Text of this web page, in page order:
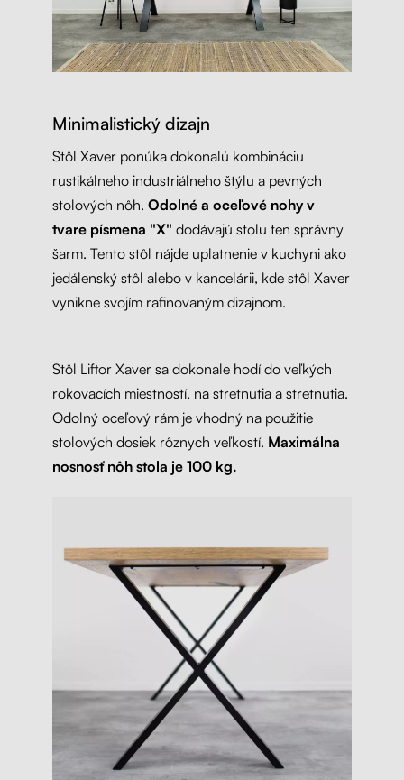
Minimalistický dizajn
Stôl Xaver ponúka dokonalú kombináciu
rustikálneho industriálneho štýlu a pevných
stolových nôh. Odolné a oceľové nohy v
tvare písmena "X" dodávajú stolu ten správny
šarm. Tento stôl nájde uplatnenie v kuchyni ako
jedálenský stôl alebo v kancelárii, kde stôl Xaver
vynikne svojím rafinovaným dizajnom.
Stôl Liftor Xaver sa dokonale hodí do veľkých
rokovacích miestností, na stretnutia a stretnutia.
Odolný oceľový rám je vhodný na použitie
stolových dosiek rôznych veľkostí. Maximálna
nosnosť nôh stola je 100 kg.